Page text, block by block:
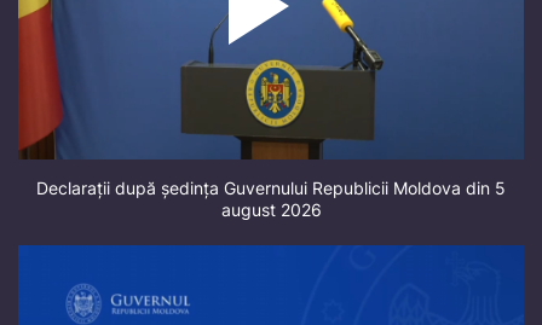
Declarații după ședința Guvernului Republicii Moldova din 5
august 2026